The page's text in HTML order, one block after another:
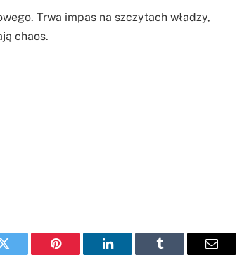
Trwa impas na szczytach władzy,
chaos.
Twitter Pinterest LinkedIn Tumblr Email